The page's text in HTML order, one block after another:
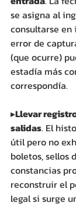
se asigna al
consultarse en
error de
(que ocurre)
estadía más
correspondía.
▸Llevar
salidas. El
útil pero no
boletos, sellos
constancias
reconstruir el
legal si surge